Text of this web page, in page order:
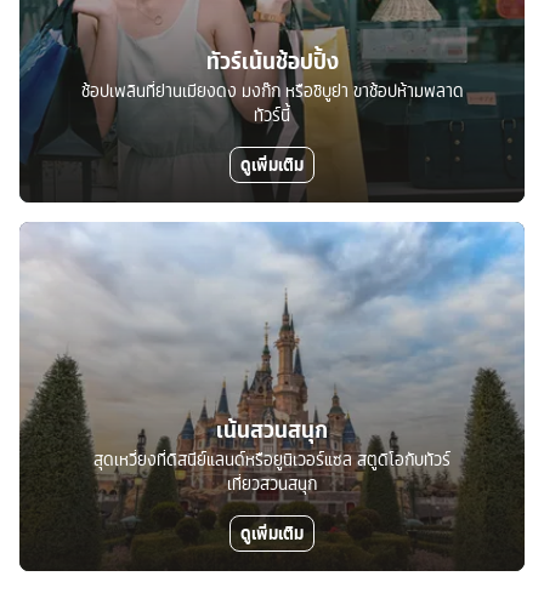
ทัวร์เน้นช้อปปิ้ง
ช้อปเพลินที่ย่านเมียงดง มงก๊ก หรือชิบูย่า ขาช้อปห้ามพลาด
ทัวร์นี้
ดูเพิ่มเติม
เน้นสวนสนุก
สุดเหวี่ยงที่ดิสนีย์แลนด์หรือยูนิเวอร์แซล สตูดิโอกับทัวร์
เที่ยวสวนสนุก
ดูเพิ่มเติม